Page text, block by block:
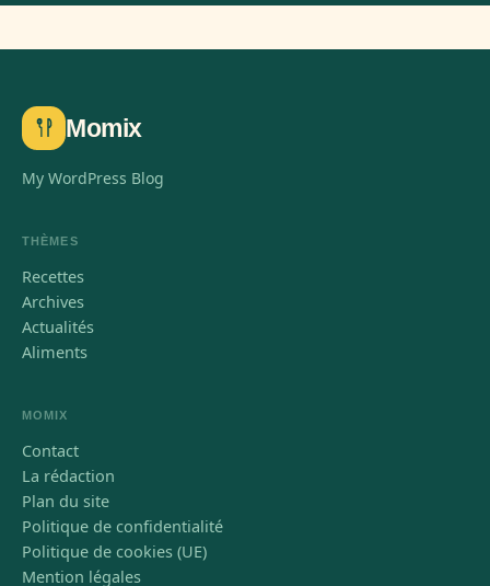
Momix
My WordPress Blog
THÈMES
Recettes
Archives
Actualités
Aliments
MOMIX
Contact
La rédaction
Plan du site
Politique de confidentialité
Politique de cookies (UE)
Mention légales